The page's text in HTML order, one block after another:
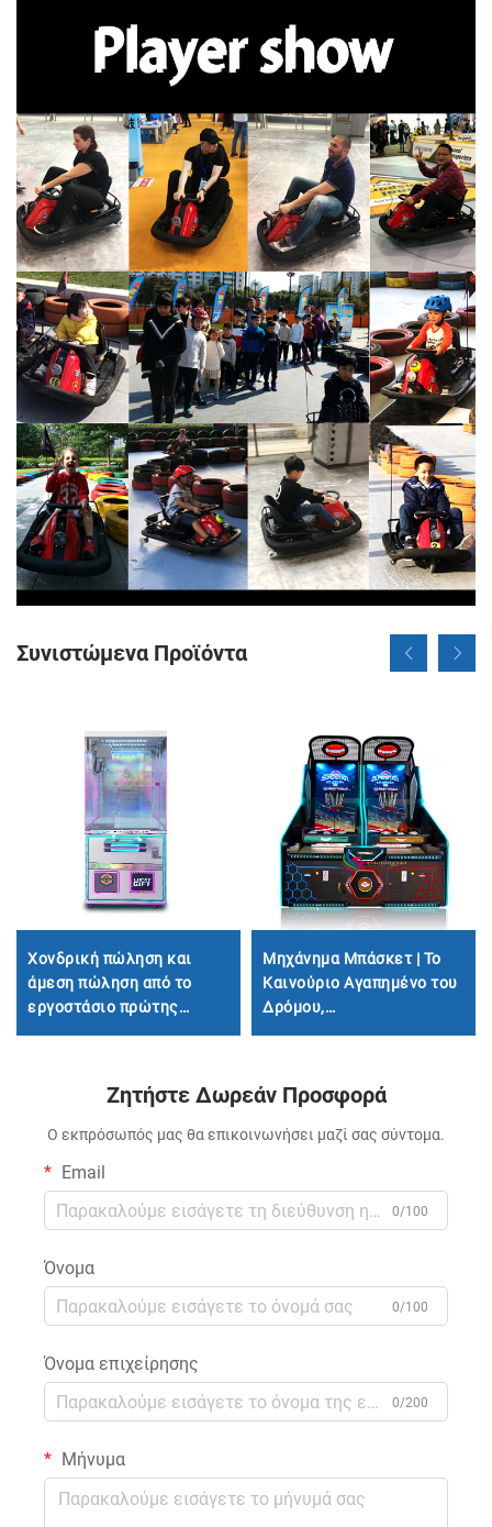
Συνιστώμενα Προϊόντα
Χονδρική πώληση και
άμεση πώληση από το
εργοστάσιο πρώτης
εμπορικά μηχανήματα
λαβών, μηχανήματα
Μηχάνημα Μπάσκετ | Το
Καινούριο Αγαπημένο του
Δρόμου,
Ζητήστε Δωρεάν Προσφορά
Ο εκπρόσωπός μας θα επικοινωνήσει μαζί σας σύντομα.
Email
0/100
Όνομα
0/100
Όνομα επιχείρησης
0/200
Μήνυμα